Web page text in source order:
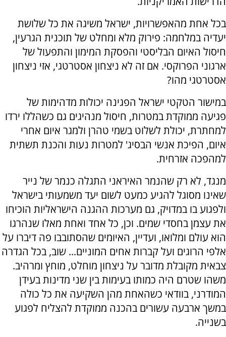
בכל אחת מהאפשרויות, ישראל משיגה את כל שלושת
יעדיה במלחמה: פירוק מלא ומחלט של תוכנית הגרעין,
חיסול האיום הבליסטי והפסקת המימון והתפעול של
ארגוני הפרוקסי. אם זה לא ניצחון אסטרטגי, אזי ניצחון
אסטרטגי מהו?
במישור הטקטי ישראל הפגינה יכולות מדהימות של
פגיעה ממוקדת במטרות, חיסול מנהיגים גם כשהללו ירדו
למחתרת, יכולת לשלוט בשמי טהרן ולמגר איום אחרי
איום, הפיכת אנשי הבסיג' למטרות נעות והכנת תשתית
למהפכה אזרחית.
מנגד, לא רק שהנמר האיראני התגלה כנמר של נייר
שאינו מסוגל להגיע כמעט לשום יעד משמעותי בישראל
ולפגוע בו במדויק, גם מערכות ההגנה הישראליות הוכיחו
את עצמן בחסדי שמים. וכן, כל אחד ואחת מאלו שנהרגו
הוא עולם ומלואו, ועדיין, האיומים שהסתובבו פה דיברו על
אלפי הרוגים ועל קברות אחים המוניים... שוב, בכל הגדרה
צבאית מקובלת מדובר על ניצחון מוחלט, מוחץ ומרהיב.
משהו שטרם היה כמותו בעימות בין שני מדינות בעידן
המודרני, בוודאי כשהאחת מהן השקיעה את כל כולה
במשך ארבעה עשורים בהכנה ממוקדת להצליח לפגוע
בשנייה.